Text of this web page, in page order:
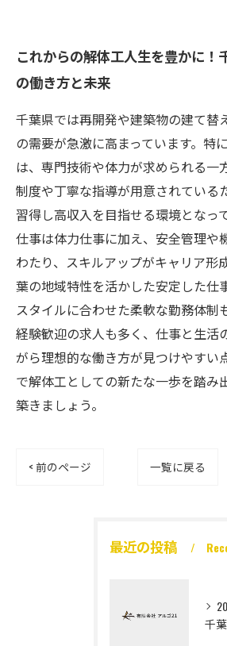
これからの解体工人生を豊かに！
の働き方と未来
千葉県では再開発や建築物の建て替
の需要が急激に高まっています。特
は、専門技術や体力が求められる一
制度や丁寧な指導が用意されている
習得し高収入を目指せる環境となっ
仕事は体力仕事に加え、安全管理や
わたり、スキルアップがキャリア形
葉の地域特性を活かした安定した仕
スタイルに合わせた柔軟な勤務体制
経験歓迎の求人も多く、仕事と生活
がら理想的な働き方が見つけやすい
で解体工としての新たな一歩を踏み
築きましょう。
< 前のページ 一覧に戻る
最近の投稿